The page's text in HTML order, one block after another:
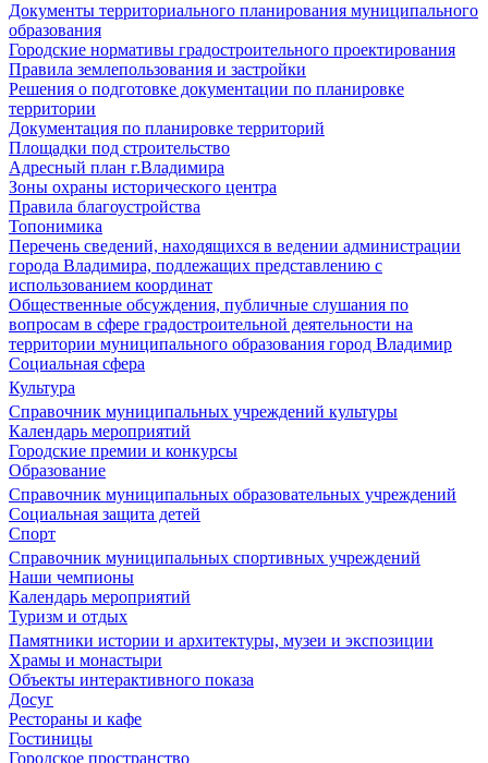
Документы территориального планирования муниципального
образования
Городские нормативы градостроительного проектирования
Правила землепользования и застройки
Решения о подготовке документации по планировке
территории
Документация по планировке территорий
Площадки под строительство
Адресный план г.Владимира
Зоны охраны исторического центра
Правила благоустройства
Топонимика
Перечень сведений, находящихся в ведении администрации
города Владимира, подлежащих представлению с
использованием координат
Общественные обсуждения, публичные слушания по
вопросам в сфере градостроительной деятельности на
территории муниципального образования город Владимир
Социальная сфера
Культура
Справочник муниципальных учреждений культуры
Календарь мероприятий
Городские премии и конкурсы
Образование
Справочник муниципальных образовательных учреждений
Социальная защита детей
Спорт
Справочник муниципальных спортивных учреждений
Наши чемпионы
Календарь мероприятий
Туризм и отдых
Памятники истории и архитектуры, музеи и экспозиции
Храмы и монастыри
Объекты интерактивного показа
Досуг
Рестораны и кафе
Гостиницы
Городское пространство